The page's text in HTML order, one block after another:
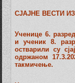
СЈАЈНЕ ВЕСТИ
Ученице 6.
и ученик 8.
остварили су
одржаном
такмичење.